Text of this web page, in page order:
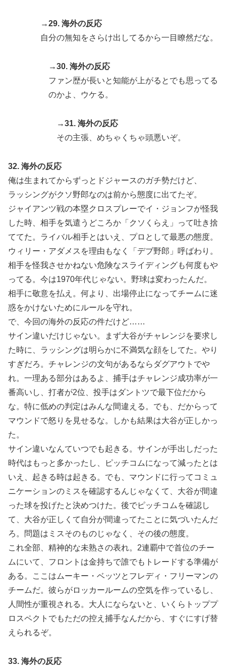
→29. 海外の反応
自分の無知をさらけ出してるから一目瞭然だな。
→30. 海外の反応
ファン歴が長いと知能が上がるとでも思ってる
のかよ、ウケる。
→31. 海外の反応
その主張、めちゃくちゃ頭悪いぞ。
32. 海外の反応
俺は生まれてからずっとドジャースのガチ勢だけど、
ラッシングがクソ野郎なのは前から態度に出てたぞ。
ジャイアンツ戦の本塁クロスプレーでイ・ジョンフが怪我
した時、相手を気遣うどころか「クソくらえ」って吐き捨
ててた。ライバル相手とはいえ、プロとして最悪の態度。
ウィリー・アダメスを理由もなく「デブ野郎」呼ばわり。
相手を怪我させかねない危険なスライディングも何度もや
ってる。今は1970年代じゃない。野球は変わったんだ。
相手に敬意を払え。何より、出場停止になってチームに迷
惑をかけないためにルールを守れ。
で、今回の海外の反応の件だけど……
サイン違いだけじゃない。まず大谷がチャレンジを要求し
た時に、ラッシングは明らかに不満気な顔をしてた。やり
すぎだろ。チャレンジの文句があるならダグアウトでや
れ。一理ある部分はあるよ、捕手はチャレンジ成功率が一
番高いし、打者が2位、投手はダントツで最下位だから
な。特に低めの判定はみんな間違える。でも、だからって
マウンドで怒りを見せるな。しかも結果は大谷が正しかっ
た。
サイン違いなんていつでも起きる。サインが手出しだった
時代はもっと多かったし、ピッチコムになって減ったとは
いえ、起きる時は起きる。でも、マウンドに行ってコミュ
ニケーションのミスを確認するんじゃなくて、大谷が間違
った球を投げたと決めつけた。後でピッチコムを確認し
て、大谷が正しくて自分が間違ってたことに気づいたんだ
ろ。問題はミスそのものじゃなく、その後の態度。
これ全部、精神的な未熟さの表れ。2連覇中で首位のチー
ムにいて、フロントは金持ちで誰でもトレードする準備が
ある。ここはムーキー・ベッツとフレディ・フリーマンの
チームだ。彼らがロッカールームの空気を作っているし、
人間性が重視される。大人にならないと、いくらトッププ
ロスペクトでもただの控え捕手なんだから、すぐにすげ替
えられるぞ。
33. 海外の反応